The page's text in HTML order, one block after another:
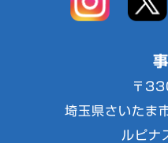
〒
埼玉県さいたま
ルピナ